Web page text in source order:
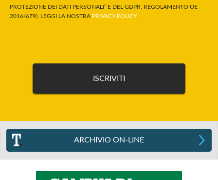
PROTEZIONE DEI DATI PERSONALI” E DEL GDPR, REGOLAMENTO UE
2016/679). LEGGI LA NOSTRA PRIVACY POLICY.
ARCHIVIO ON-LINE